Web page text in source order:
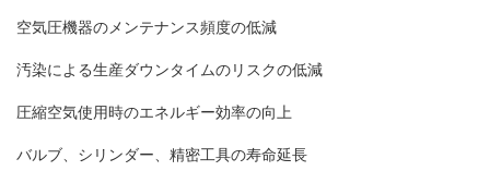
空気圧機器のメンテナンス頻度の低減
汚染による生産ダウンタイムのリスクの低減
圧縮空気使用時のエネルギー効率の向上
バルブ、シリンダー、精密工具の寿命延長